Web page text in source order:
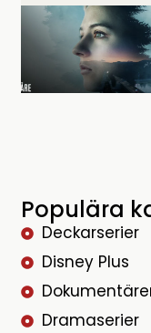
Populära
Deckarserier
Disney Plus
Dramaserier